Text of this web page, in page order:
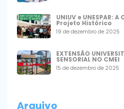
UNIUV e UNESPAR:
Projeto Histórico
19 de dezembro de 2025
EXTENSÃO
SENSORIAL NO CMEI
15 de dezembro de 2025
Arquivo